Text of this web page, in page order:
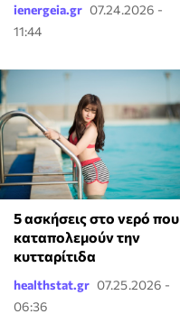
ienergeia.gr 07.24.2026 -
11:44
5 ασκήσεις στο νερό που
καταπολεμούν την
κυτταρίτιδα
healthstat.gr 07.25.2026 -
06:36